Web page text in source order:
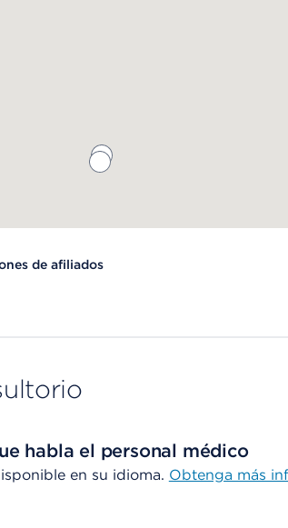
de afiliados
habla el personal médico
en su idioma. Obtenga más